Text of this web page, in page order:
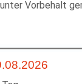
Vorbehalt